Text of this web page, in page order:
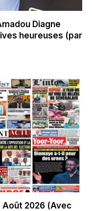
Diagne
heureuses (par
Août 2026 (Avec